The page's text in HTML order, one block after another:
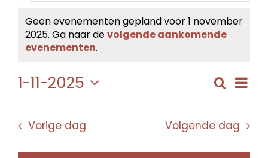
Evenementen
in
1
november
2025
Bericht
Geen evenementen gepland voor 1 november
2025. Ga naar devolgende aankomende
evenementen.
en
Zoeken
Dag
1-11-2025
Selecteer
datum.
Vorige dag Volgende dag